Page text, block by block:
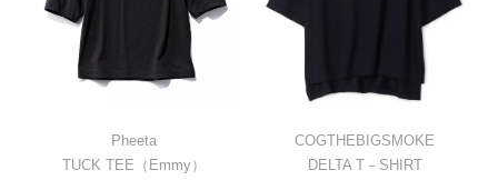
Pheeta
TUCK TEE（Emmy）
COGTHEBIGSMOKE
DELTA T－SHIRT